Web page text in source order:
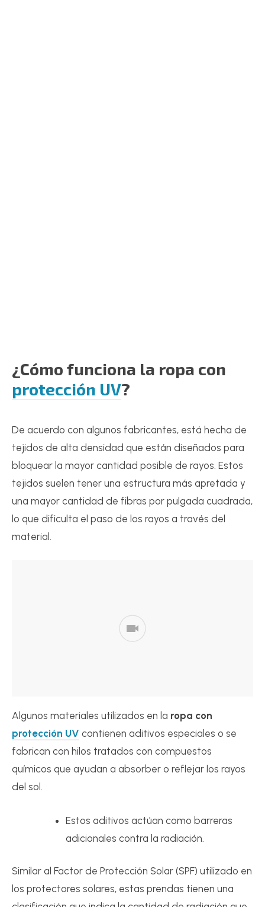
¿Cómo funciona la ropa con
protección UV?
De acuerdo con algunos fabricantes, está hecha de
tejidos de alta densidad que están diseñados para
bloquear la mayor cantidad posible de rayos. Estos
tejidos suelen tener una estructura más apretada y
una mayor cantidad de fibras por pulgada cuadrada,
lo que dificulta el paso de los rayos a través del
material.
Algunos materiales utilizados en la ropa con
protección UV contienen aditivos especiales o se
fabrican con hilos tratados con compuestos
químicos que ayudan a absorber o reflejar los rayos
del sol.
Estos aditivos actúan como barreras
adicionales contra la radiación.
Similar al Factor de Protección Solar (SPF) utilizado en
los protectores solares, estas prendas tienen una